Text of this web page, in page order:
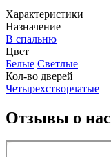
Характеристики
Назначение
В спальню
Цвет
Белые Светлые
Кол-во дверей
Четырехстворчатые
Отзывы о нас